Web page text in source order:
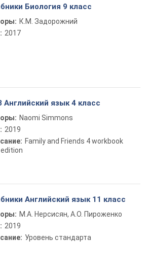
Биология 9 класс
К.М. Задорожний
2017
Английский язык 4 класс
Naomi Simmons
2019
Family and Friends 4 workbook
Английский язык 11 класс
М.А. Нерсисян, А.О. Пироженко
2019
Уровень стандарта